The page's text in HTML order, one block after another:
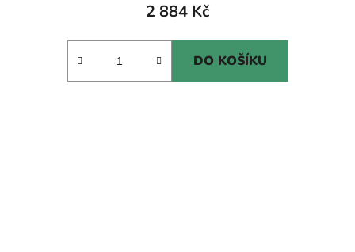
2 884 Kč
DO KOŠÍKU